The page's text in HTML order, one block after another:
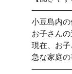
小豆島内の
お子さん
現在、お
急な家庭